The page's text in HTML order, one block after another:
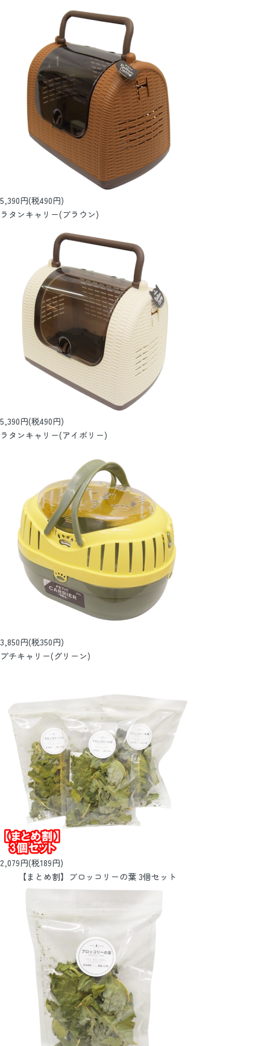
5,390円(税490円)
ラタンキャリー(ブラウン)
5,390円(税490円)
ラタンキャリー(アイボリー)
3,850円(税350円)
プチキャリー(グリーン)
2,079円(税189円)
【まとめ割】ブロッコリーの葉 3個セット